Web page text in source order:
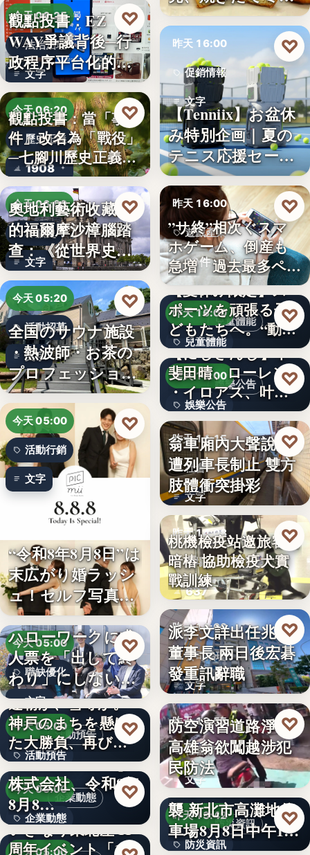
今天 06:25
法治治理
文字
觀點投書：EZ
WAY爭議背後─行
政程序平台化的法
治缺口
♡
今天 06:20
歷史正義
1908
觀點投書：當「事
件」改名為「戰役」
─七腳川歷史正義不
能停…
♡
今天 06:00
樟腦史
文字
奧地利藝術收藏家
的福爾摩沙樟腦踏
查：《從世界史看
德意志帝…
♡
今天 05:20
活動招募
文字
全国のサウナ施設
・熱波師・お茶の
プロフェッショナ
ル募集！…
♡
今天 05:00
活動行銷
文字
“令和8年8月8日”は
末広がり婚ラッシ
ュ！セルフ写真館
「…
♡
今天 05:00
職缺優化
文字
ハローワークに求
人票を「出して終
わり」にしない。
求人票・…
♡
活動預告
今天 05:00
活動預告
300人
連覇か、雪辱か。
神戸のまちを懸け
た大勝負、再び！
…
♡
企業動態
今天 05:00
企業動態
文字
Internnect Group
株式会社、令和8年
8月8…
♡
今天 05:00
いぎなり東北産 11
周年イベント「11
クロワッ…
昨天 16:00
促銷情報
文字
【Tenniix】お盆休
み特別企画｜夏の
テニス応援セー
ル…
♡
昨天 16:00
遊戲產業
10件
”サ終”相次ぐスマ
ホゲーム、倒産も
急増 過去最多ペー
スで…
♡
兒童體能
昨天 16:00
兒童體能
0円
【夏休み限定】ス
ポーツを頑張る子
どもたちへ。“動け
る身体…
♡
娛樂公告
昨天 16:00
娛樂公告
30
【にじさんじ】甲
斐田晴、ローレン
・イロアス、叶ワ
ンマンラ…
♡
昨天 14:15
社會
文字
翁車廂內大聲說話
遭列車長制止 雙方
肢體衝突掛彩
♡
昨天 14:08
機場
637
桃機檢疫站邀旅客當
暗樁 協助檢疫犬實
戰訓練
♡
昨天 14:00
公司治理
文字
派李文詳出任兆基
董事長 兩日後宏碁
發重訊辭職
♡
昨天 13:55
社會警政
文字
防空演習道路淨空
高雄翁欲闖越涉犯
民防法
♡
防災資訊
昨天 13:42
防災資訊
因應白海豚颱風來
襲 新北市高灘地停
車場8月8日中午12
♡